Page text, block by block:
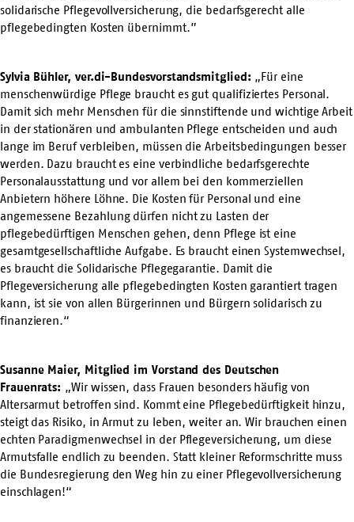
solidarische Pflegevollversicherung, die bedarfsgerecht alle
pflegebedingten Kosten übernimmt.”
Sylvia Bühler, ver.di-Bundesvorstandsmitglied: „Für eine
menschenwürdige Pflege braucht es gut qualifiziertes Personal.
Damit sich mehr Menschen für die sinnstiftende und wichtige Arbeit
in der stationären und ambulanten Pflege entscheiden und auch
lange im Beruf verbleiben, müssen die Arbeitsbedingungen besser
werden. Dazu braucht es eine verbindliche bedarfsgerechte
Personalausstattung und vor allem bei den kommerziellen
Anbietern höhere Löhne. Die Kosten für Personal und eine
angemessene Bezahlung dürfen nicht zu Lasten der
pflegebedürftigen Menschen gehen, denn Pflege ist eine
gesamtgesellschaftliche Aufgabe. Es braucht einen Systemwechsel,
es braucht die Solidarische Pflegegarantie. Damit die
Pflegeversicherung alle pflegebedingten Kosten garantiert tragen
kann, ist sie von allen Bürgerinnen und Bürgern solidarisch zu
finanzieren.“
Susanne Maier, Mitglied im Vorstand des Deutschen
Frauenrats: „Wir wissen, dass Frauen besonders häufig von
Altersarmut betroffen sind. Kommt eine Pflegebedürftigkeit hinzu,
steigt das Risiko, in Armut zu leben, weiter an. Wir brauchen einen
echten Paradigmenwechsel in der Pflegeversicherung, um diese
Armutsfalle endlich zu beenden. Statt kleiner Reformschritte muss
die Bundesregierung den Weg hin zu einer Pflegevollversicherung
einschlagen!“